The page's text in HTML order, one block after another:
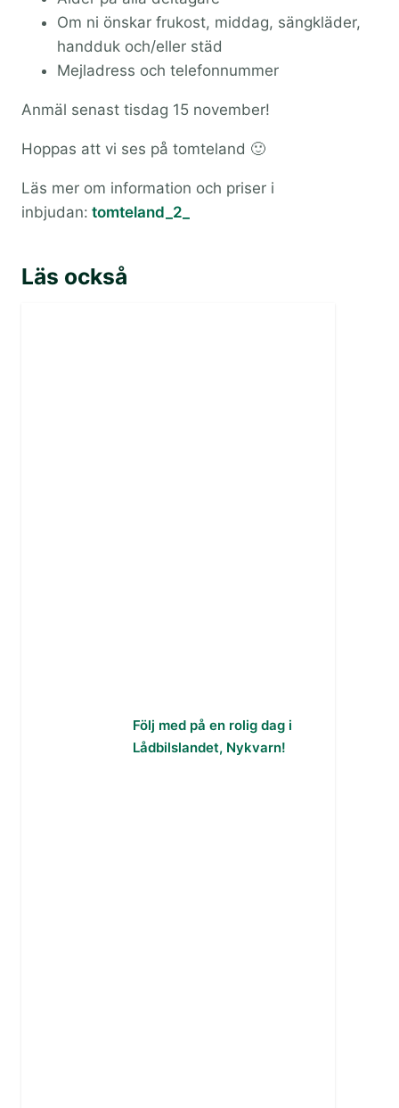
Om ni önskar frukost, middag, sängkläder,
handduk och/eller städ
Mejladress och telefonnummer
Anmäl senast tisdag 15 november!
Hoppas att vi ses på tomteland 🙂
Läs mer om information och priser i
inbjudan: tomteland_2_
Läs också
Följ med på en rolig dag i
Lådbilslandet, Nykvarn!